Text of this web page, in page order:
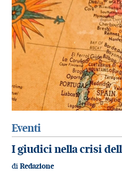
Eventi
I giudici nella crisi
di Redazione